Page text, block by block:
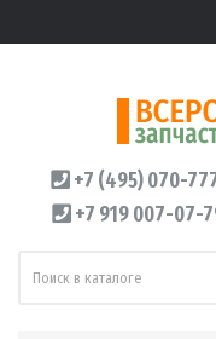
+7 (495) 070-
+7 919 007-07-